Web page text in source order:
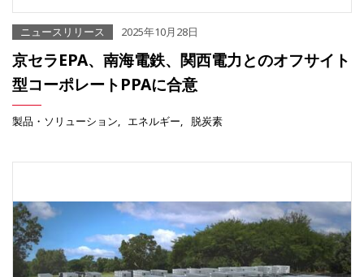
ニュースリリース 2025年10月28日
京セラEPA、南海電鉄、関西電力とのオフサイト
型コーポレートPPAに合意
製品・ソリューション エネルギー 脱炭素